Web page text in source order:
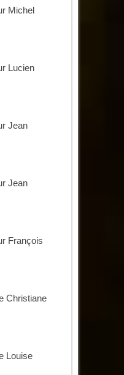
Michel
Lucien
Jean
Jean
François
Christiane
Louise